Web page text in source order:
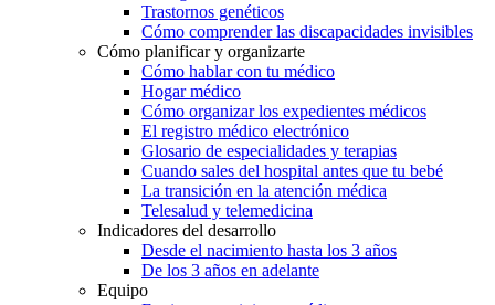
Trastornos genéticos
Cómo comprender las discapacidades invisibles
Cómo planificar y organizarte
Cómo hablar con tu médico
Hogar médico
Cómo organizar los expedientes médicos
El registro médico electrónico
Glosario de especialidades y terapias
Cuando sales del hospital antes que tu bebé
La transición en la atención médica
Telesalud y telemedicina
Indicadores del desarrollo
Desde el nacimiento hasta los 3 años
De los 3 años en adelante
Equipo